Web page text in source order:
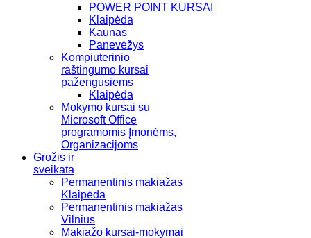
POWER POINT KURSAI
Klaipėda
Kaunas
Panevėžys
Kompiuterinio
raštingumo kursai
pažengusiems
Klaipėda
Mokymo kursai su
Microsoft Office
programomis Įmonėms,
Organizacijoms
Grožis ir
sveikata
Permanentinis makiažas
Klaipėda
Permanentinis makiažas
Vilnius
Makiažo kursai-mokymai